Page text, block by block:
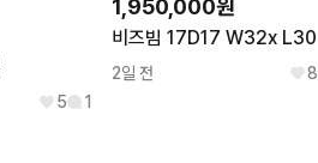
5 1
1,950,000원
비즈빔 17D17 W32x L30
2일 전 8